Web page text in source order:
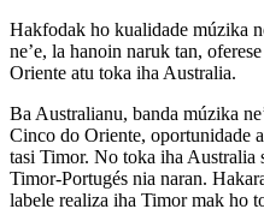
Hakfodak ho kualidade múzika
ne’e, la hanoin naruk tan,
Oriente atu toka iha Australia.
Ba Australianu, banda múzika
Cinco do Oriente, oportunidade
tasi Timor. No toka iha
Timor-Portugés nia naran.
labele realiza iha Timor mak ho